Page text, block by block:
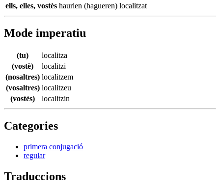
ells, elles, vostès haurien (hagueren) localitzat
Mode imperatiu
(tu)
localitza
(vostè)
localitzi
(nosaltres) localitzem
(vosaltres) localitzeu
(vostès)
localitzin
Categories
primera conjugació
regular
Traduccions